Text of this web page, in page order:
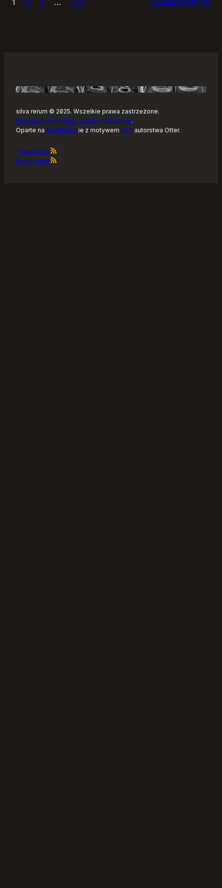
–
Linuksa
silva rerum © 2025. Wszelkie prawa zastrzeżone.
Polityka prywatności, ciastka i takie tam.
Oparte na WordPressie z motywem Raft autorstwa Otter.
Kanał RSS
Kanał Atom